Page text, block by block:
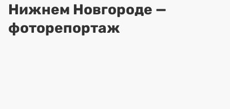
Нижнем Новгороде —
фоторепортаж